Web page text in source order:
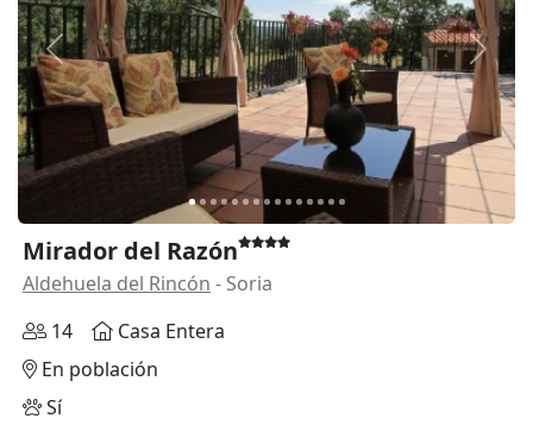
Anterior
Mirador del Razón
Aldehuela del Rincón - Soria
14
Casa Entera
En población
Sí